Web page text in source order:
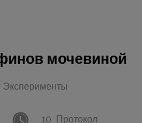
мочевиной
Эксперименты
10 Протокол